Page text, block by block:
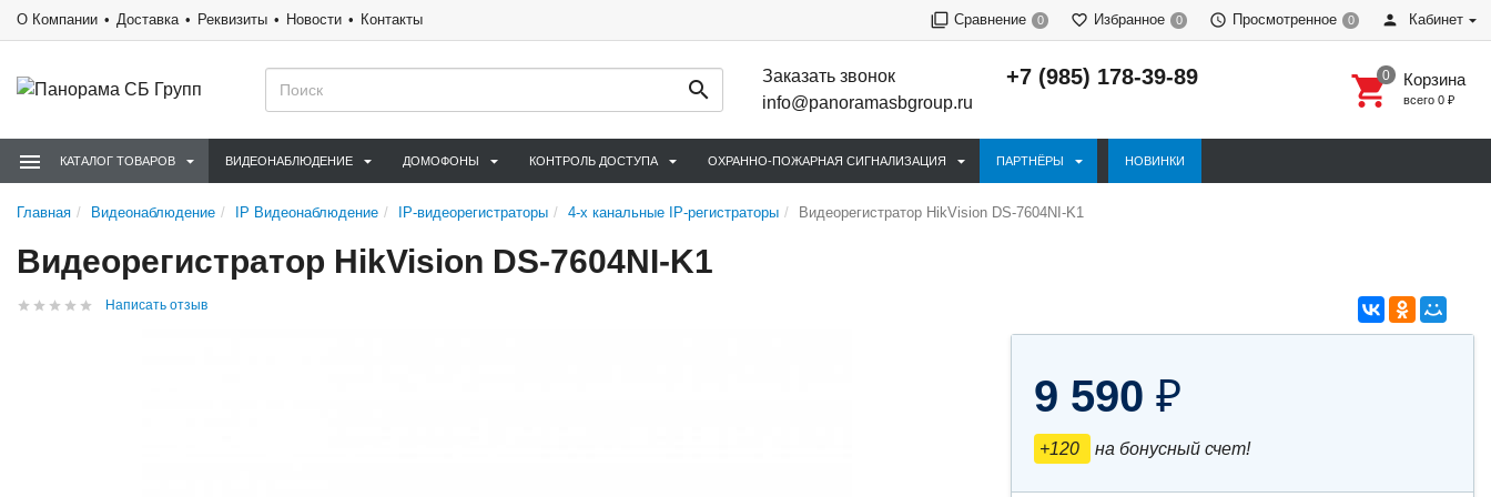
О Компании Доставка Реквизиты Новости Контакты Сравнение 0 Избранное 0 Просмотренное 0 Кабинет
Заказать звонок
info@panoramasbgroup.ru
+7 (985) 178-39-89 Корзина
всего 0 ₽
КАТАЛОГ ТОВАРОВ ВИДЕОНАБЛЮДЕНИЕ ДОМОФОНЫ КОНТРОЛЬ ДОСТУПА ОХРАННО-ПОЖАРНАЯ СИГНАЛИЗАЦИЯ ПАРТНЁРЫ НОВИНКИ
Главная Видеонаблюдение IP Видеонаблюдение IP-видеорегистраторы 4-х канальные IP-регистраторы Видеорегистратор HikVision DS-7604NI-K1
Видеорегистратор HikVision DS-7604NI-K1
Написать отзыв
9 590 ₽
+120 на бонусный счет!